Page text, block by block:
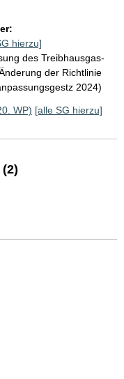
hierzu]
des Treibhausgas-
der Richtlinie
2024)
WP) [alle SG hierzu]